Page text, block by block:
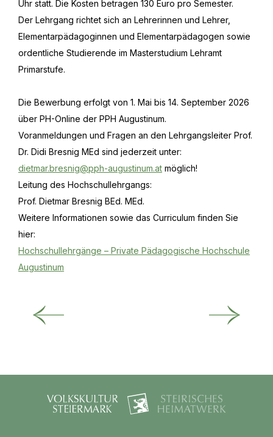
Uhr statt. Die Kosten betragen 130 Euro pro Semester.
Der Lehrgang richtet sich an Lehrerinnen und Lehrer,
Elementarpädagoginnen und Elementarpädagogen sowie
ordentliche Studierende im Masterstudium Lehramt
Primarstufe.
Die Bewerbung erfolgt von 1. Mai bis 14. September 2026
über PH-Online der PPH Augustinum.
Voranmeldungen und Fragen an den Lehrgangsleiter Prof.
Dr. Didi Bresnig MEd sind jederzeit unter:
dietmar.bresnig@pph-augustinum.at möglich!
Leitung des Hochschullehrgangs:
Prof. Dietmar Bresnig BEd. MEd.
Weitere Informationen sowie das Curriculum finden Sie
hier:
Hochschullehrgänge – Private Pädagogische Hochschule
Augustinum